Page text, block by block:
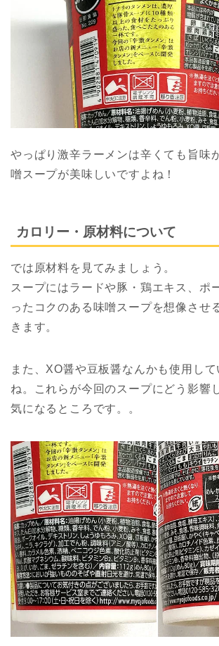
やっぱり激辛ラーメンは辛くても旨味
噌スープが美味しいですよね！
カロリー・原材料について
では原材料を見てみましょう。
スープにはラードや豚・鶏エキス、ポ
ったコクのある味噌スープを想像させ
きます。
また、XO醤や豆板醤なんかも使用し
ね。これらが今回のスープにどう影響
気になるところです。。